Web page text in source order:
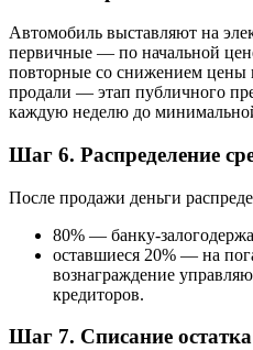
Автомобиль выставляют на
первичные — по начальной
повторные со снижением цены
продали — этап публичного
каждую неделю до
Шаг 6. Распределение
После продажи деньги
80% — банку-
оставшиеся 20% — на
вознаграждение
кредиторов.
Шаг 7. Списание